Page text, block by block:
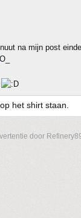
na mijn post
het shirt staan.
door